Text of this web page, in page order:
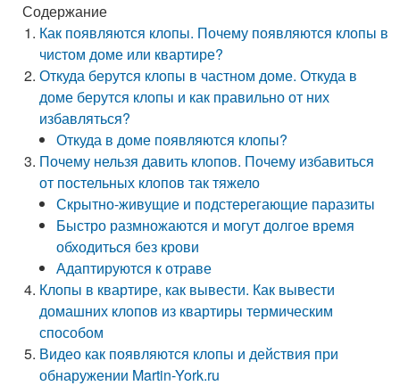
Содержание
Как появляются клопы. Почему появляются клопы в
чистом доме или квартире?
Откуда берутся клопы в частном доме. Откуда в
доме берутся клопы и как правильно от них
избавляться?
Откуда в доме появляются клопы?
Почему нельзя давить клопов. Почему избавиться
от постельных клопов так тяжело
Скрытно-живущие и подстерегающие паразиты
Быстро размножаются и могут долгое время
обходиться без крови
Адаптируются к отраве
Клопы в квартире, как вывести. Как вывести
домашних клопов из квартиры термическим
способом
Видео как появляются клопы и действия при
обнаружении Martin-York.ru